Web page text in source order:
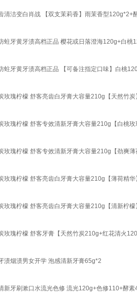
清洁变白肖战 【双支茉莉香】雨茉香型120g*2+
蛀牙黄牙渍高档正品 樱花或日落澄海120g+白桃
蛀牙黄牙渍高档正品 【可备注指定口味】白桃
瑰柠檬 舒客亮齿白牙膏大容量210g【天然竹炭
瑰柠檬 舒客专效清新牙膏大容量210g【白桃玫
瑰柠檬 舒客专效清新牙膏大容量210g【劲爽薄
瑰柠檬 舒客亮齿白牙膏大容量210g【薄荷精华
瑰柠檬 舒客亮齿白牙膏大容量210g【清新柠檬
瑰柠檬 舒客牙膏【天然竹炭210g+红花清火
渍烟渍男女开学 泡感清新牙膏65g*2
新牙刷漱口水流光色修 流光120g+色修110+酵素